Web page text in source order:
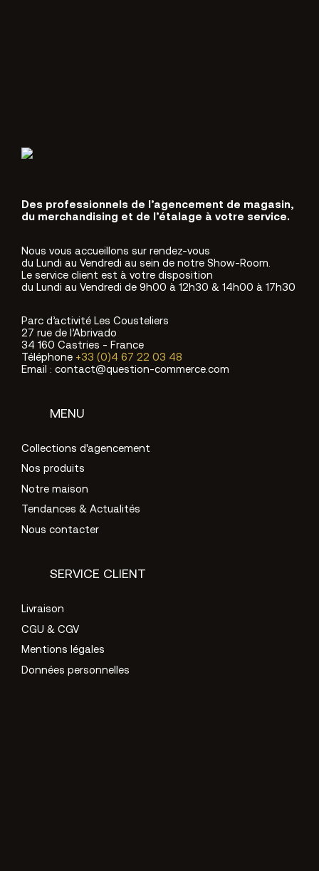
Des professionnels de l’agencement de magasin,
du merchandising et de l’étalage à votre service.
Nous vous accueillons sur rendez-vous
du Lundi au Vendredi au sein de notre Show-Room.
Le service client est à votre disposition
du Lundi au Vendredi de 9h00 à 12h30 & 14h00 à 17h30
Parc d’activité Les Cousteliers
27 rue de l’Abrivado
34 160 Castries - France
Téléphone +33 (0)4 67 22 03 48
Email : contact@question-commerce.com
MENU
Collections d'agencement
Nos produits
Notre maison
Tendances & Actualités
Nous contacter
SERVICE CLIENT
Livraison
CGU & CGV
Mentions légales
Données personnelles